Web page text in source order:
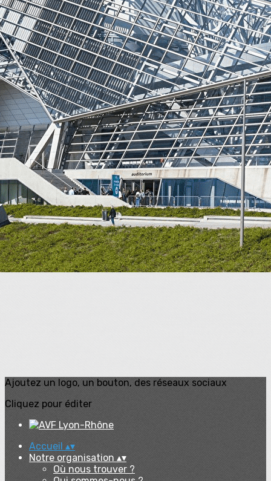
Exporter les lignes sélectionnées
Exporter toutes les colonnes
Exporter uniquement les colonnes affichées
Menu
?>
Images de la page d'accueil
Cliquez pour éditer
Texte, bouton et/ou inscription à la newsletter
Cliquez pour éditer
AVF Lyon-Rhône vous accueille dans votre nouvel
environnement
Je m'abonne à la newsletter
OK
Ajoutez un logo, un bouton, des réseaux sociaux
Cliquez pour éditer
Accueil ▴▾
Notre organisation ▴▾
Où nous trouver ?